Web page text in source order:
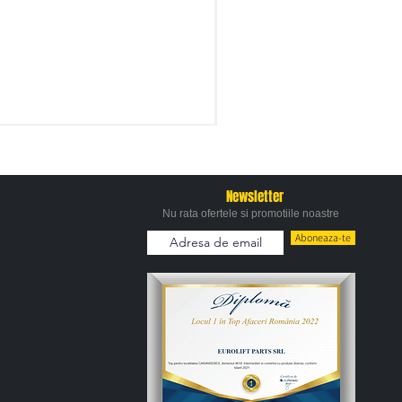
Newsletter
Nu rata ofertele si promotiile noastre
Aboneaza-te